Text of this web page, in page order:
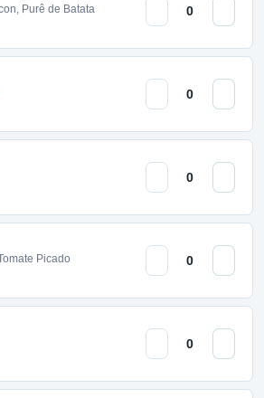
Purê de Batata
Picado